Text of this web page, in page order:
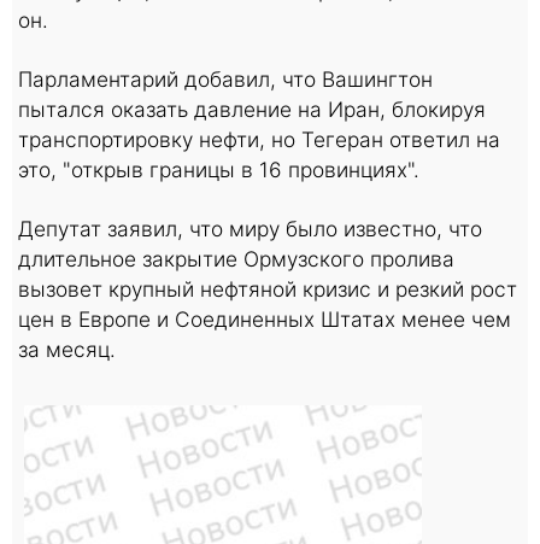
он.
Парламентарий добавил, что Вашингтон
пытался оказать давление на Иран, блокируя
транспортировку нефти, но Тегеран ответил на
это, "открыв границы в 16 провинциях".
Депутат заявил, что миру было известно, что
длительное закрытие Ормузского пролива
вызовет крупный нефтяной кризис и резкий рост
цен в Европе и Соединенных Штатах менее чем
за месяц.